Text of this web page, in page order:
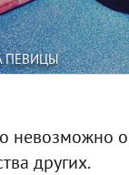
ПЕВИЦЫ
невозможно
других.